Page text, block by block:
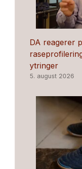
DA reagerer
ytringer
5. august 2026